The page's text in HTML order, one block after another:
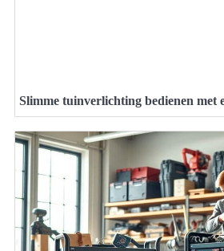
Slimme tuinverlichting bedienen met